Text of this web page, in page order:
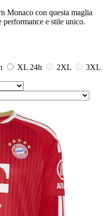
Monaco con questa maglia
performance e stile unico.
XL 24h 2XL
3XL